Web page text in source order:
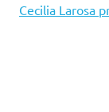
Cecilia Larosa